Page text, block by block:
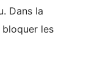
Dans la
les